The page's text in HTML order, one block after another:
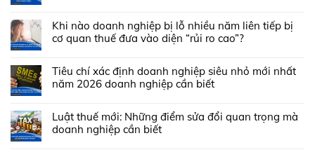
Khi nào doanh nghiệp bị lỗ nhiều năm liên tiếp bị
cơ quan thuế đưa vào diện “rủi ro cao”?
Tiêu chí xác định doanh nghiệp siêu nhỏ mới nhất
năm 2026 doanh nghiệp cần biết
Luật thuế mới: Những điểm sửa đổi quan trọng mà
doanh nghiệp cần biết